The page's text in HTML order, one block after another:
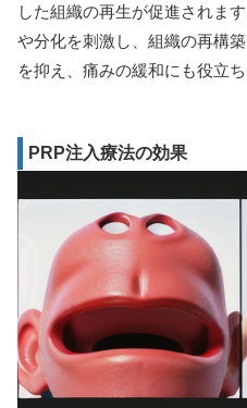
した組織の再生が促進されま
や分化を刺激し、組織の再構
を抑え、痛みの緩和にも役立ち
PRP注入療法の効果